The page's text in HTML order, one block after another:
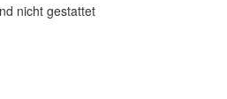
nicht gestattet